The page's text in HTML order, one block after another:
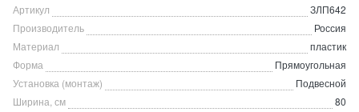
Артикул
ЗЛП642
Производитель
Россия
Материал
пластик
Форма
Прямоугольная
Установка (монтаж)
Подвесной
Ширина, см
80